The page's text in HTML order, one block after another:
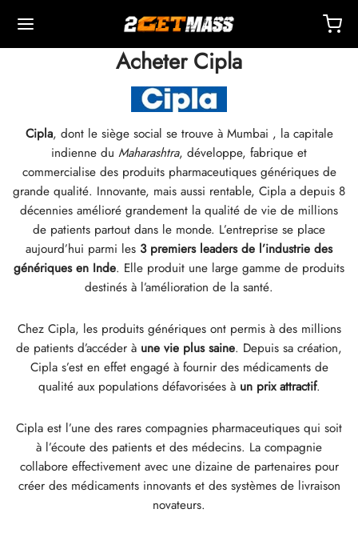
Acheter Cipla
Cipla, dont le siège social se trouve à Mumbai , la capitale
indienne du Maharashtra, développe, fabrique et
commercialise des produits pharmaceutiques génériques de
grande qualité. Innovante, mais aussi rentable, Cipla a depuis 8
décennies amélioré grandement la qualité de vie de millions
de patients partout dans le monde. L’entreprise se place
aujourd’hui parmi les 3 premiers leaders de l’industrie des
génériques en Inde. Elle produit une large gamme de produits
destinés à l’amélioration de la santé.
Chez Cipla, les produits génériques ont permis à des millions
de patients d’accéder à une vie plus saine. Depuis sa création,
Cipla s’est en effet engagé à fournir des médicaments de
qualité aux populations défavorisées à un prix attractif.
Cipla est l’une des rares compagnies pharmaceutiques qui soit
à l’écoute des patients et des médecins. La compagnie
collabore effectivement avec une dizaine de partenaires pour
créer des médicaments innovants et des systèmes de livraison
novateurs.
Back
🇪🇺
Livraison & Détail Par Entrepôt
🇪🇺
INT. 🌍
🇪🇺 🌍
🇪🇺
Back
🇺🇸
Livraison & Détail Par Entrepôt
🇺🇸
USA 🇺🇸
USA 🇺🇸
INT. 🌍
/ PHARMACOM INT. 🌍
Back
🌍
Livraison & Détail Par Entrepôt
INT. 🌍
🇪🇺 🌍
SHREE/ POWERBOLIC – Asia 🇺🇸 🌍
PHARMA 🇪🇺🌍
/ PHARMACOM INT. 🌍
Back
Cypionate (DHB)
(Equipoise)
Durabolin (Nandrolone Decanoate)
Injectable (Methandienone)
Stéroïdes (Injection)
(Drostanolone) Injectable
Back
(Drostanolone) Injectable
(Drostanolone) Enanthate
Back
Acetate
Enanthate
(Trenbolone Hexa)
Back
Base (Suspension)
Cypionate
Enanthate
Orale
Propionate
Back
(Oxymetholone) Oral
Oral (Methandienone)
(Fluoxymesterone)
(Methasterone)
Back
/ T6
/ T4
Back
(Anastrozole)
(Aromasin)
Gonadotropin
(Femara)
Back
Pour Injection
Sanguine
(Hormones De Croissance)
I
II
Back
Pour Injection
Pour Injection Intramusculaire
Back
I
Back
II
GRF 1-29
Back
De Poids
Back
Ligandrol
– Ostarine
– Ibutamoren
– Testolone
Back
Âge
De Poids
De Masse
De Masse Sèche
Back
De Support
– Foire Aux Questions
Ma Commande
Back
De Paiement
Ma Commande
Mon Paiement
Carte De Credit